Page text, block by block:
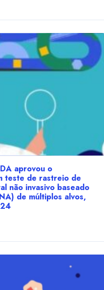
aprovou o
teste de rastreio de
não invasivo baseado
de múltiplos alvos,